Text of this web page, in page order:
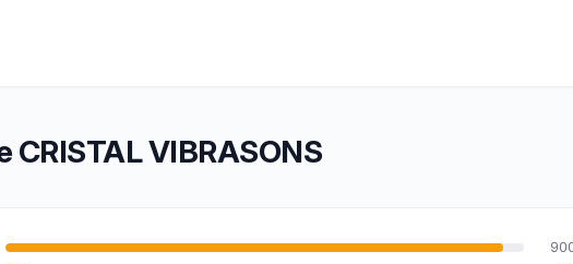
VIBRASONS